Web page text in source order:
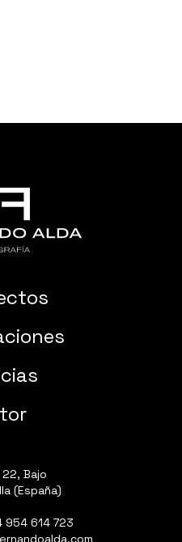
Bajo
(España)
954 614 723